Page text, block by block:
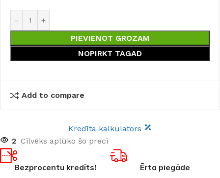
PIEVIENOT GROZAM
NOPIRKT TAGAD
Add to compare
Kredīta kalkulators
2 Cilvēks aplūko šo preci
Bezprocentu kredīts! Ērta piegāde